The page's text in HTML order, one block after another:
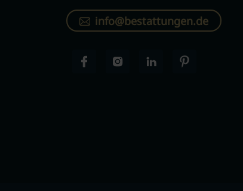
info@bestattungen.de